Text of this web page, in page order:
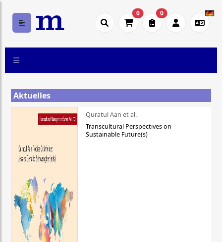
0 0
Aktuelles
Quratul Aan et al.
Transcultural Perspectives on
Sustainable Future(s)